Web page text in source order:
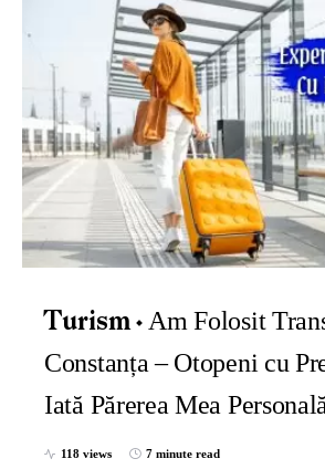
Turism
Am Folosit
Constanța – Otopeni cu
Iată Părerea Mea
118 views 7 minute read